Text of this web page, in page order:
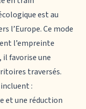
est au
l’Europe. Ce mode
l’empreinte
il favorise une
traversés.
:
et une réduction